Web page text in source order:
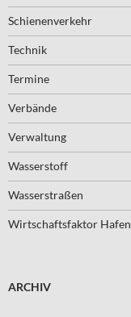
Schienenverkehr
Technik
Termine
Verbände
Verwaltung
Wasserstoff
Wasserstraßen
Wirtschaftsfaktor Hafen
ARCHIV